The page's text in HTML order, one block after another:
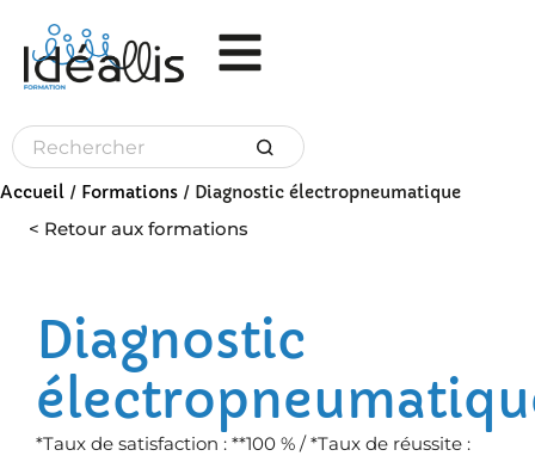
Accueil / Formations / Diagnostic électropneumatique
< Retour aux formations
Diagnostic
*Taux de satisfaction : **100 % / *Taux de réussite :